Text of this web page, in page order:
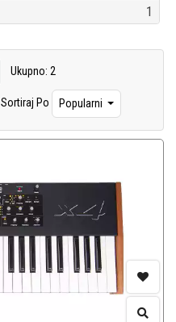
1
Ukupno: 2
Sortiraj Po Popularni